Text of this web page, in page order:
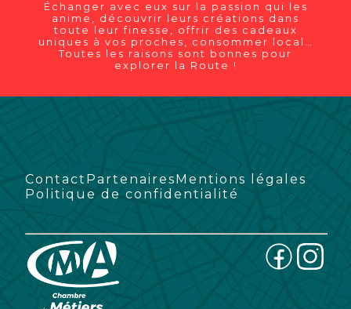
Échanger avec eux sur la passion qui les
anime, découvrir leurs créations dans
toute leur finesse, offrir des cadeaux
uniques à vos proches, consommer local…
Toutes les raisons sont bonnes pour
explorer la Route !
Contact Partenaires Mentions légales
Politique de confidentialité